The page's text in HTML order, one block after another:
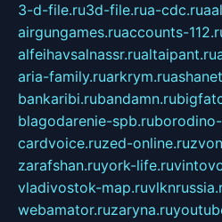
3-d-file.ru3d-file.rua-cdc.ru
airgungames.ruaccounts-
alfeihavsalnassr.rualtaipant.ru
aria-family.ruarkrym.ru
bankaribi.rubandamn.ru
blagodarenie-spb.ru
cardvoice.ruzed-online.ru
zarafshan.ruyork-life.ru
vladivostok-map.ru
webamator.ruzaryna.ru